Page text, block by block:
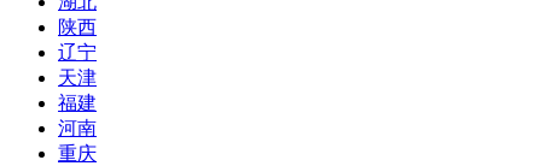
陕西
辽宁
天津
福建
河南
重庆